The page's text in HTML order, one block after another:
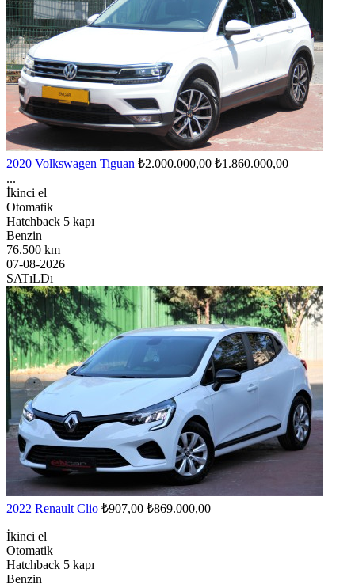
2020 Volkswagen Tiguan ₺2.000.000,00 ₺1.860.000,00
...
İkinci el
Otomatik
Hatchback 5 kapı
Benzin
76.500 km
07-08-2026
SATıLDı
2022 Renault Clio ₺907,00 ₺869.000,00
İkinci el
Otomatik
Hatchback 5 kapı
Benzin